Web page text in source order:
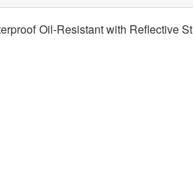
Oil-Resistant with Reflective